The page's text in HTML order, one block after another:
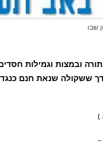
שבו
ובמצות וגמילות
ששקולה שנאת חנם
)